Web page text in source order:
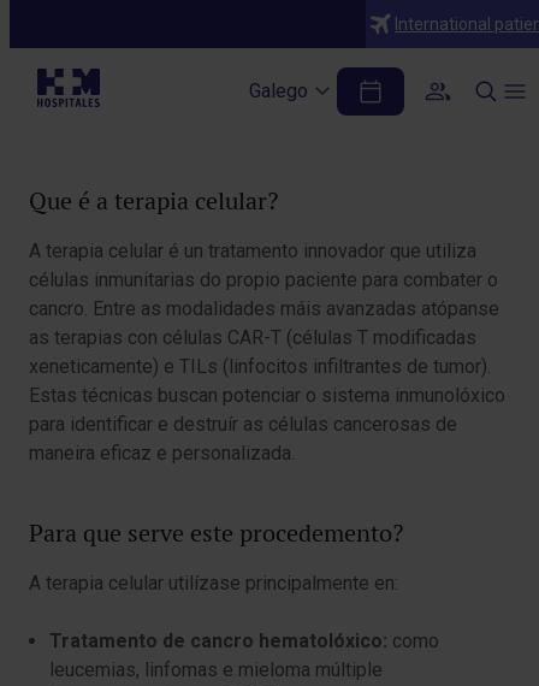
International
Galego
Terapia Celular (CAR-T, TILs)
Que é a terapia celular?
A terapia celular é un tratamento innovador que utiliza
células inmunitarias do propio paciente para combater o
cancro. Entre as modalidades máis avanzadas atópanse
as terapias con células CAR-T (células T modificadas
xeneticamente) e TILs (linfocitos infiltrantes de tumor).
Estas técnicas buscan potenciar o sistema inmunolóxico
para identificar e destruír as células cancerosas de
maneira eficaz e personalizada.
Para que serve este procedemento?
A terapia celular utilízase principalmente en:
Tratamento de cancro hematolóxico: como
leucemias, linfomas e mieloma múltiple